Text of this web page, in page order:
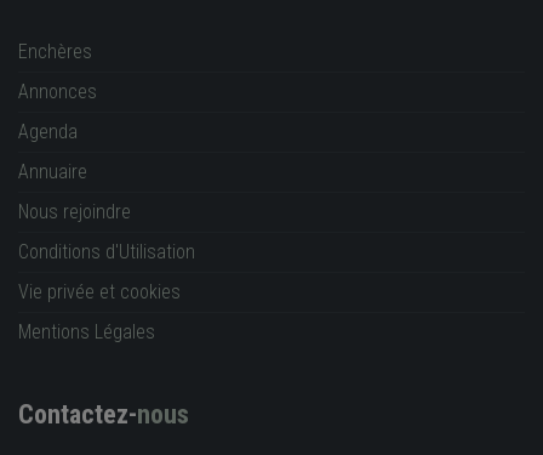
Enchères
Annonces
Agenda
Annuaire
Nous rejoindre
Conditions d'Utilisation
Vie privée et cookies
Mentions Légales
Contactez-nous